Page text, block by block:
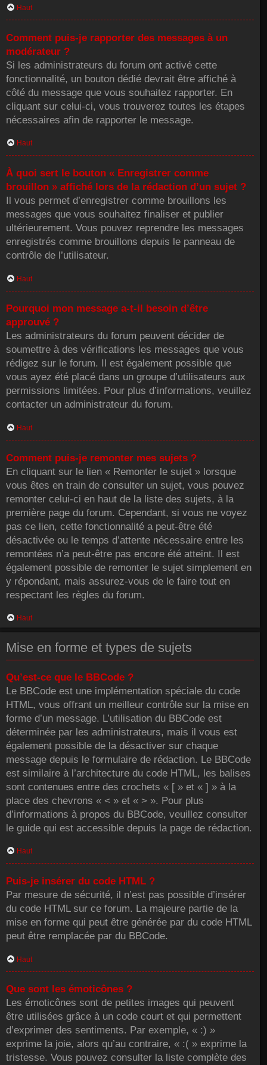
Haut
Comment puis-je rapporter des messages à un
modérateur ?
Si les administrateurs du forum ont activé cette
fonctionnalité, un bouton dédié devrait être affiché à
côté du message que vous souhaitez rapporter. En
cliquant sur celui-ci, vous trouverez toutes les étapes
nécessaires afin de rapporter le message.
Haut
À quoi sert le bouton « Enregistrer comme
brouillon » affiché lors de la rédaction d’un sujet ?
Il vous permet d’enregistrer comme brouillons les
messages que vous souhaitez finaliser et publier
ultérieurement. Vous pouvez reprendre les messages
enregistrés comme brouillons depuis le panneau de
contrôle de l’utilisateur.
Haut
Pourquoi mon message a-t-il besoin d’être
approuvé ?
Les administrateurs du forum peuvent décider de
soumettre à des vérifications les messages que vous
rédigez sur le forum. Il est également possible que
vous ayez été placé dans un groupe d’utilisateurs aux
permissions limitées. Pour plus d’informations, veuillez
contacter un administrateur du forum.
Haut
Comment puis-je remonter mes sujets ?
En cliquant sur le lien « Remonter le sujet » lorsque
vous êtes en train de consulter un sujet, vous pouvez
remonter celui-ci en haut de la liste des sujets, à la
première page du forum. Cependant, si vous ne voyez
pas ce lien, cette fonctionnalité a peut-être été
désactivée ou le temps d’attente nécessaire entre les
remontées n’a peut-être pas encore été atteint. Il est
également possible de remonter le sujet simplement en
y répondant, mais assurez-vous de le faire tout en
respectant les règles du forum.
Haut
Mise en forme et types de sujets
Qu’est-ce que le BBCode ?
Le BBCode est une implémentation spéciale du code
HTML, vous offrant un meilleur contrôle sur la mise en
forme d’un message. L’utilisation du BBCode est
déterminée par les administrateurs, mais il vous est
également possible de la désactiver sur chaque
message depuis le formulaire de rédaction. Le BBCode
est similaire à l’architecture du code HTML, les balises
sont contenues entre des crochets « [ » et « ] » à la
place des chevrons « < » et « > ». Pour plus
d’informations à propos du BBCode, veuillez consulter
le guide qui est accessible depuis la page de rédaction.
Haut
Puis-je insérer du code HTML ?
Par mesure de sécurité, il n’est pas possible d’insérer
du code HTML sur ce forum. La majeure partie de la
mise en forme qui peut être générée par du code HTML
peut être remplacée par du BBCode.
Haut
Que sont les émoticônes ?
Les émoticônes sont de petites images qui peuvent
être utilisées grâce à un code court et qui permettent
d’exprimer des sentiments. Par exemple, « :) »
exprime la joie, alors qu’au contraire, « :( » exprime la
tristesse. Vous pouvez consulter la liste complète des